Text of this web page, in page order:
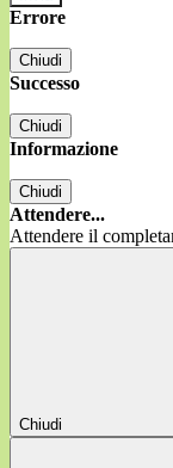
Errore
Chiudi
Successo
Chiudi
Informazione
Chiudi
Attendere...
Attendere il
Chiudi